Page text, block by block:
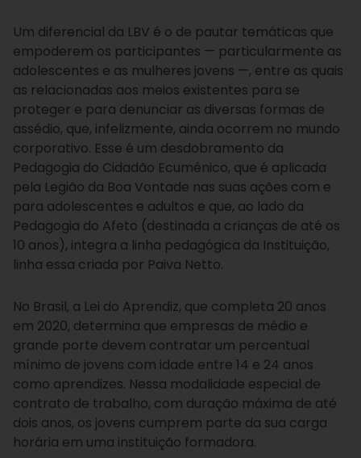
Um diferencial da LBV é o de pautar temáticas que
empoderem os participantes — particularmente as
adolescentes e as mulheres jovens —, entre as quais
as relacionadas aos meios existentes para se
proteger e para denunciar as diversas formas de
assédio, que, infelizmente, ainda ocorrem no mundo
corporativo. Esse é um desdobramento da
Pedagogia do Cidadão Ecumênico, que é aplicada
pela Legião da Boa Vontade nas suas ações com e
para adolescentes e adultos e que, ao lado da
Pedagogia do Afeto (destinada a crianças de até os
10 anos), integra a linha pedagógica da Instituição,
linha essa criada por Paiva Netto.
No Brasil, a Lei do Aprendiz, que completa 20 anos
em 2020, determina que empresas de médio e
grande porte devem contratar um percentual
mínimo de jovens com idade entre 14 e 24 anos
como aprendizes. Nessa modalidade especial de
contrato de trabalho, com duração máxima de até
dois anos, os jovens cumprem parte da sua carga
horária em uma instituição formadora.